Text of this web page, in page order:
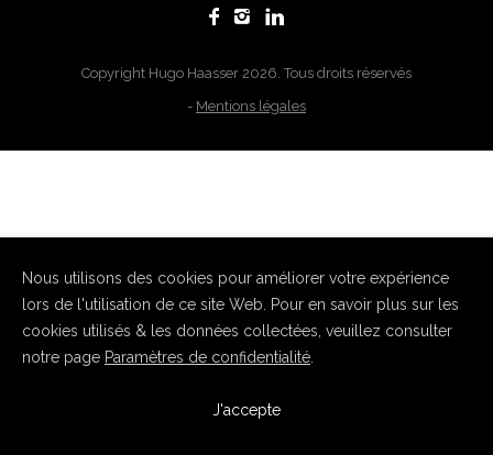
Copyright Hugo Haasser 2026. Tous droits réservés
- Mentions légales
Nous utilisons des cookies pour améliorer votre expérience
lors de l'utilisation de ce site Web. Pour en savoir plus sur les
cookies utilisés & les données collectées, veuillez consulter
notre page Paramètres de confidentialité
J'accepte